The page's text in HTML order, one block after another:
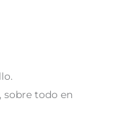
sobre todo en